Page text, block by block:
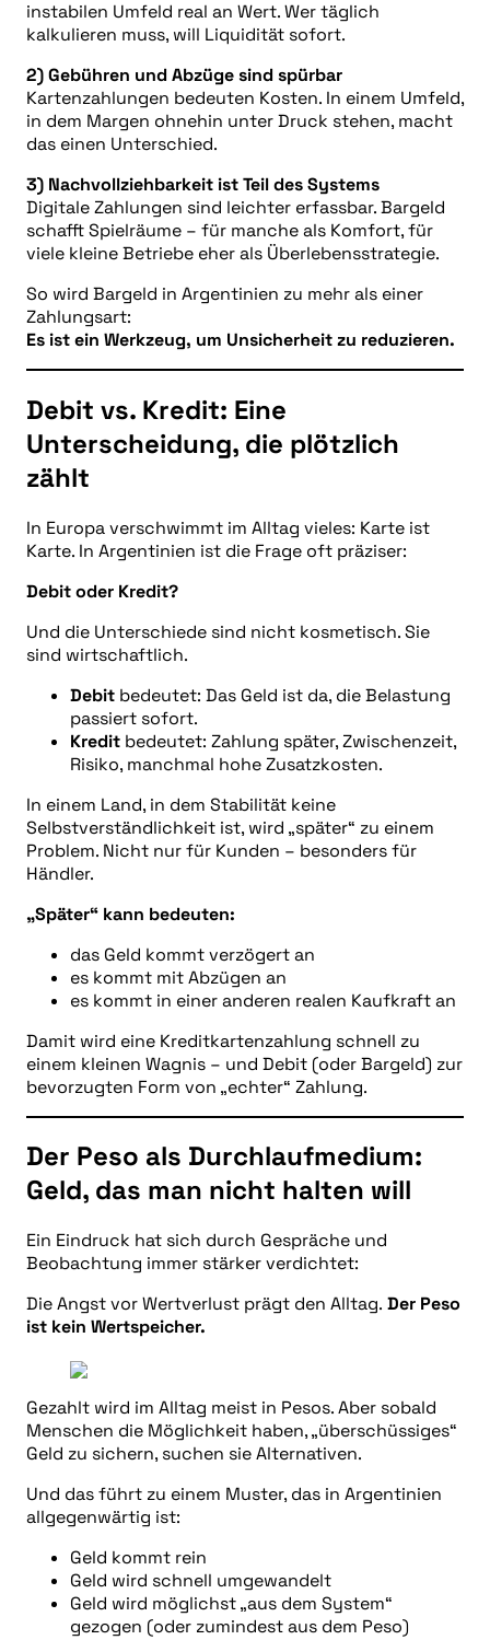
instabilen Umfeld real an Wert. Wer täglich
kalkulieren muss, will Liquidität sofort.
2) Gebühren und Abzüge sind spürbar
Kartenzahlungen bedeuten Kosten. In einem Umfeld,
in dem Margen ohnehin unter Druck stehen, macht
das einen Unterschied.
3) Nachvollziehbarkeit ist Teil des Systems
Digitale Zahlungen sind leichter erfassbar. Bargeld
schafft Spielräume – für manche als Komfort, für
viele kleine Betriebe eher als Überlebensstrategie.
So wird Bargeld in Argentinien zu mehr als einer
Zahlungsart:
Es ist ein Werkzeug, um Unsicherheit zu reduzieren.
Debit vs. Kredit: Eine
Unterscheidung, die plötzlich
zählt
In Europa verschwimmt im Alltag vieles: Karte ist
Karte. In Argentinien ist die Frage oft präziser:
Debit oder Kredit?
Und die Unterschiede sind nicht kosmetisch. Sie
sind wirtschaftlich.
Debit bedeutet: Das Geld ist da, die Belastung
passiert sofort.
Kredit bedeutet: Zahlung später, Zwischenzeit,
Risiko, manchmal hohe Zusatzkosten.
In einem Land, in dem Stabilität keine
Selbstverständlichkeit ist, wird „später“ zu einem
Problem. Nicht nur für Kunden – besonders für
Händler.
„Später“ kann bedeuten:
das Geld kommt verzögert an
es kommt mit Abzügen an
es kommt in einer anderen realen Kaufkraft an
Damit wird eine Kreditkartenzahlung schnell zu
einem kleinen Wagnis – und Debit (oder Bargeld) zur
bevorzugten Form von „echter“ Zahlung.
Der Peso als Durchlaufmedium:
Geld, das man nicht halten will
Ein Eindruck hat sich durch Gespräche und
Beobachtung immer stärker verdichtet:
Die Angst vor Wertverlust prägt den Alltag. Der Peso
ist kein Wertspeicher.
Gezahlt wird im Alltag meist in Pesos. Aber sobald
Menschen die Möglichkeit haben, „überschüssiges“
Geld zu sichern, suchen sie Alternativen.
Und das führt zu einem Muster, das in Argentinien
allgegenwärtig ist:
Geld kommt rein
Geld wird schnell umgewandelt
Geld wird möglichst „aus dem System“
gezogen (oder zumindest aus dem Peso)